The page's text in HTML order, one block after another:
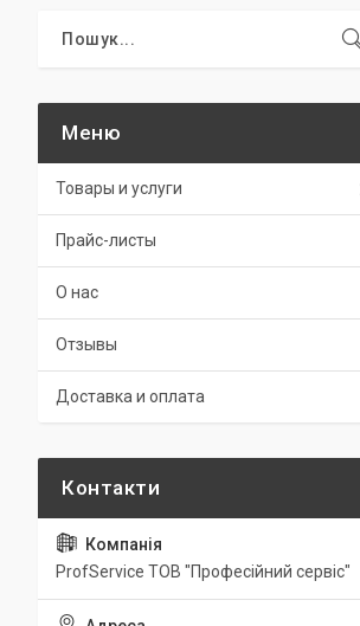
Товары и услуги
Прайс-листы
О нас
Отзывы
Доставка и оплата
ProfService ТОВ "Професійний сервіс"